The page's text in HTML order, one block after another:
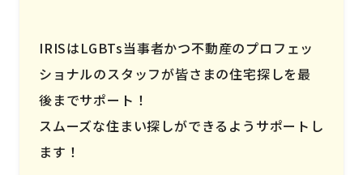
IRISはLGBTs当事者かつ不動産のプロフェッ
ショナルのスタッフが皆さまの住宅探しを最
後までサポート！
スムーズな住まい探しができるようサポートし
ます！